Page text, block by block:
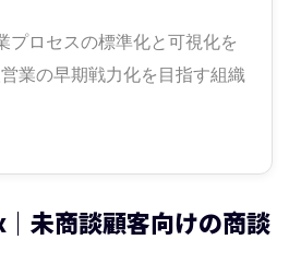
プロセスの標準化と可視化を
業の早期戦力化を目指す組織
未商談顧客向けの商談